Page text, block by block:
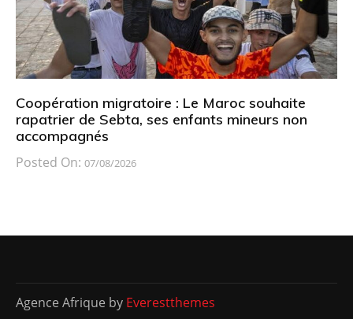
Coopération migratoire : Le Maroc souhaite
rapatrier de Sebta, ses enfants mineurs non
accompagnés
Posted On: 07/08/2026
Agence Afrique by Everestthemes